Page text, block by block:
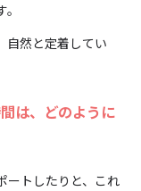
自然と定着してい
は、どのように
ートしたりと、これ